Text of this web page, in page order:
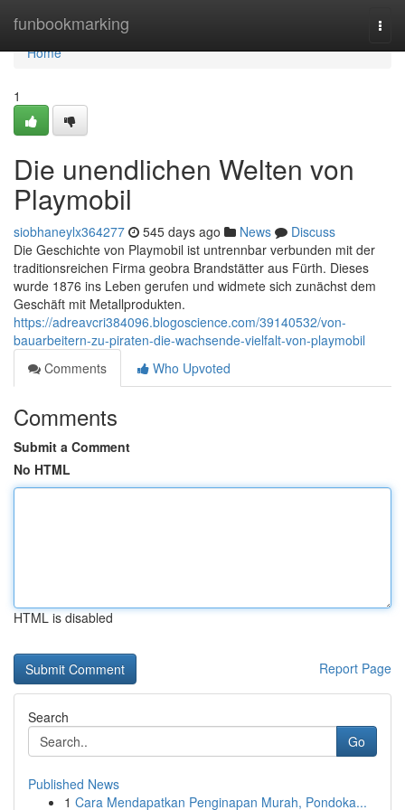
funbookmarking
Home
Home
1
Die unendlichen Welten von
Playmobil
siobhaneylx364277 545 days ago News
Discuss
Die Geschichte von Playmobil ist untrennbar verbunden mit der
traditionsreichen Firma geobra Brandstätter aus Fürth. Dieses
wurde 1876 ins Leben gerufen und widmete sich zunächst dem
Geschäft mit Metallprodukten.
https://adreavcri384096.blogoscience.com/39140532/von-
bauarbeitern-zu-piraten-die-wachsende-vielfalt-von-playmobil
Comments
Who Upvoted
Comments
Submit a Comment
No HTML
HTML is disabled
Report Page
Search
Go
Published News
1 Cara Mendapatkan Penginapan Murah, Pondoka...